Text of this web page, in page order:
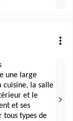
une large
cuisine, la salle
et le
et ses
tous types de